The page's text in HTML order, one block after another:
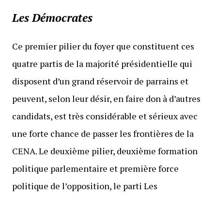
Les Démocrates
Ce premier pilier du foyer que constituent ces
quatre partis de la majorité présidentielle qui
disposent d’un grand réservoir de parrains et
peuvent, selon leur désir, en faire don à d’autres
candidats, est très considérable et sérieux avec
une forte chance de passer les frontières de la
CENA. Le deuxième pilier, deuxième formation
politique parlementaire et première force
politique de l’opposition, le parti Les